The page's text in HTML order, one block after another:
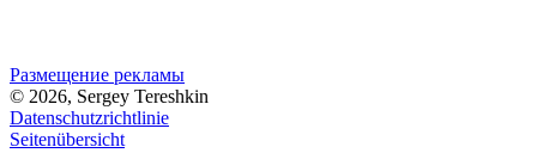
Размещение рекламы
© 2026, Sergey Tereshkin
Datenschutzrichtlinie
Seitenübersicht